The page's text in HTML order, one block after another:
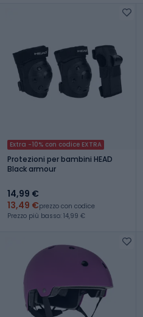
Extra -10% con codice EXTRA
Protezioni per bambini HEAD
Black armour
14,99 €
13,49 €prezzo con codice
Prezzo più basso: 14,99 €